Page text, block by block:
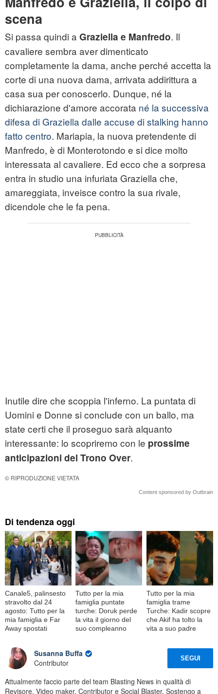
scena
Si passa quindi a Graziella e Manfredo. Il
cavaliere sembra aver dimenticato
completamente la dama, anche perché accetta la
corte di una nuova dama, arrivata addirittura a
casa sua per conoscerlo. Dunque, né la
dichiarazione d'amore accorata né la successiva
difesa di Graziella dalle accuse di stalking hanno
fatto centro. Mariapia, la nuova pretendente di
Manfredo, è di Monterotondo e si dice molto
interessata al cavaliere. Ed ecco che a sorpresa
entra in studio una infuriata Graziella che,
amareggiata, inveisce contro la sua rivale,
dicendole che le fa pena.
Inutile dire che scoppia l'inferno. La puntata di
Uomini e Donne si conclude con un ballo, ma
state certi che il proseguo sarà alquanto
interessante: lo scopriremo con le prossime
anticipazioni del Trono Over.
© RIPRODUZIONE VIETATA
Content sponsored by Outbrain
Di tendenza oggi
Canale5, palinsesto
stravolto dal 24
agosto: Tutto per la
mia famiglia e Far
Away spostati
Tutto per la mia
famiglia puntate
turche: Doruk perde
la vita il giorno del
suo compleanno
Tutto per la mia
famiglia trame
Turche: Kadir scopre
che Akif ha tolto la
vita a suo padre
Susanna Buffa
Contributor
SEGUI
Attualmente faccio parte del team Blasting News in qualità di
Revisore, Video maker, Contributor e Social Blaster. Sostengo a